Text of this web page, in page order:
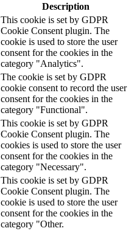
Description
This cookie is set by GDPR
Cookie Consent plugin. The
cookie is used to store the user
consent for the cookies in the
category "Analytics".
The cookie is set by GDPR
cookie consent to record the user
consent for the cookies in the
category "Functional".
This cookie is set by GDPR
Cookie Consent plugin. The
cookies is used to store the user
consent for the cookies in the
category "Necessary".
This cookie is set by GDPR
Cookie Consent plugin. The
cookie is used to store the user
consent for the cookies in the
category "Other.